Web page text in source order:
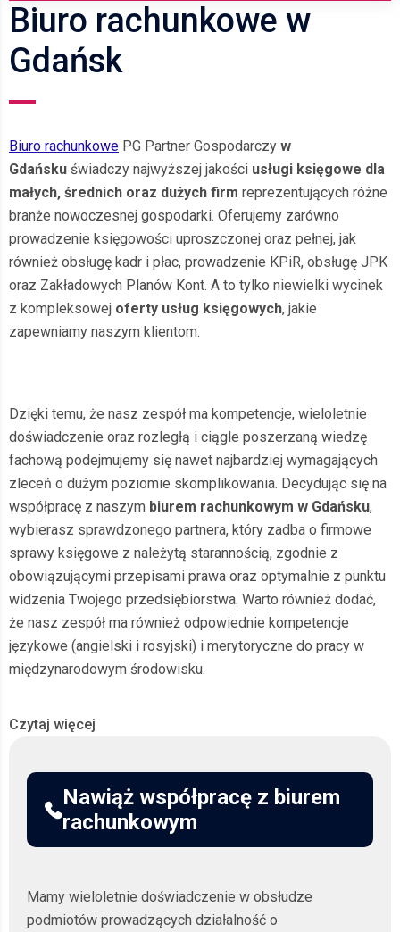
Biuro rachunkowe w
Gdańsk
Biuro rachunkowe PG Partner Gospodarczy w
Gdańsku świadczy najwyższej jakości usługi księgowe dla
małych, średnich oraz dużych firm reprezentujących różne
branże nowoczesnej gospodarki. Oferujemy zarówno
prowadzenie księgowości uproszczonej oraz pełnej, jak
również obsługę kadr i płac, prowadzenie KPiR, obsługę JPK
oraz Zakładowych Planów Kont. A to tylko niewielki wycinek
z kompleksowej oferty usług księgowych, jakie
zapewniamy naszym klientom.
Dzięki temu, że nasz zespół ma kompetencje, wieloletnie
doświadczenie oraz rozległą i ciągle poszerzaną wiedzę
fachową podejmujemy się nawet najbardziej wymagających
zleceń o dużym poziomie skomplikowania. Decydując się na
współpracę z naszym biurem rachunkowym w Gdańsku,
wybierasz sprawdzonego partnera, który zadba o firmowe
sprawy księgowe z należytą starannością, zgodnie z
obowiązującymi przepisami prawa oraz optymalnie z punktu
widzenia Twojego przedsiębiorstwa. Warto również dodać,
że nasz zespół ma również odpowiednie kompetencje
językowe (angielski i rosyjski) i merytoryczne do pracy w
międzynarodowym środowisku.
Profesjonalne biuro
kompleksowe usługi księgowe
dla firm
profesjonalne biuro rachunkoweprzejmujemy Twoje
Czytaj więcej
Nawiąż współpracę z biurem
rachunkowym
Mamy wieloletnie doświadczenie w obsłudze
podmiotów prowadzących działalność o